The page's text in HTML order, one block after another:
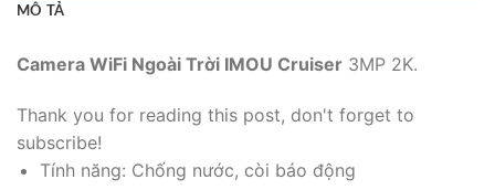
MÔ TẢ
Camera WiFi Ngoài Trời IMOU Cruiser 3MP 2K.
Thank you for reading this post, don't forget to
subscribe!
Tính năng: Chống nước, còi báo động